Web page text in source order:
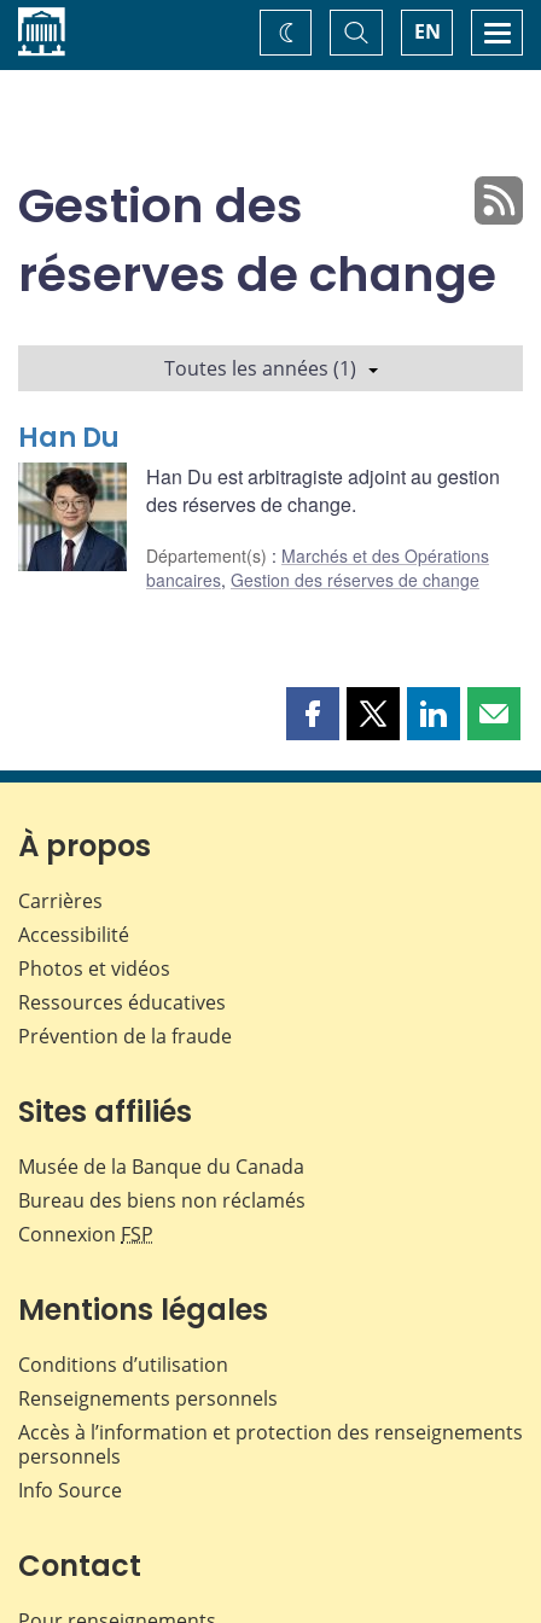
Accueil EN
Basculer
la
recherche
Changez
de
Gestion des
réserves de change
Toutes les années (1)
Han Du
Han Du est arbitragiste adjoint au gestion
des réserves de change.
Département(s) : Marchés et des Opérations
bancaires, Gestion des réserves de change
Partager
page
Partager
page
Partager
page page
À propos
Carrières
Accessibilité
Photos et vidéos
Ressources éducatives
Prévention de la fraude
Sites affiliés
Musée de la Banque du Canada
Bureau des biens non réclamés
Connexion FSP
Mentions légales
Conditions d’utilisation
Renseignements personnels
Accès à l’information et protection des renseignements
personnels
Info Source
Contact